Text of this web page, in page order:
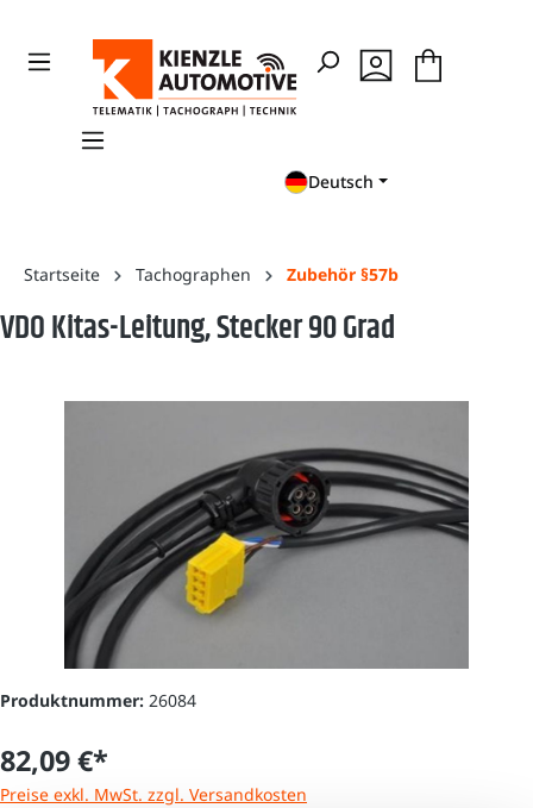
Deutsch
Startseite Tachographen Zubehör §57b
VDO Kitas-Leitung, Stecker 90 Grad
Produktnummer: 26084
82,09 €*
Preise exkl. MwSt. zzgl. Versandkosten